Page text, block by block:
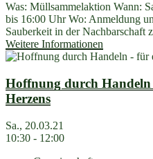
Was: Müllsammelaktion Wann:
bis 16:00 Uhr Wo: Anmeldung
Sauberkeit in der Nachbarschaft
Weitere Informationen
Hoffnung durch Handeln
Herzens
Sa., 20.03.21
10:30 - 12:00